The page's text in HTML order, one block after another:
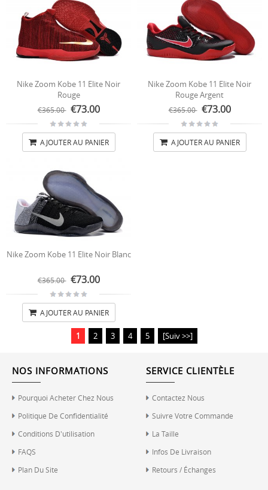
Nike Zoom Kobe 11 Elite Noir
Rouge
€365.00 €73.00
AJOUTER AU PANIER
Nike Zoom Kobe 11 Elite Noir
Rouge Argent
€365.00 €73.00
AJOUTER AU PANIER
Nike Zoom Kobe 11 Elite Noir Blanc
€365.00 €73.00
AJOUTER AU PANIER
1 2 3 4 5 [Suiv >>]
NOS INFORMATIONS
Pourquoi Acheter Chez Nous
Politique De Confidentialité
Conditions D'utilisation
FAQS
Plan Du Site
SERVICE CLIENTÈLE
Contactez Nous
Suivre Votre Commande
La Taille
Infos De Livraison
Retours / Échanges